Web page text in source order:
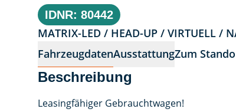
IDNR: 80442
MATRIX-LED / HEAD-UP / VIRTUELL /
FahrzeugdatenAusstattungZum
Beschreibung
Leasingfähiger Gebrauchtwagen!